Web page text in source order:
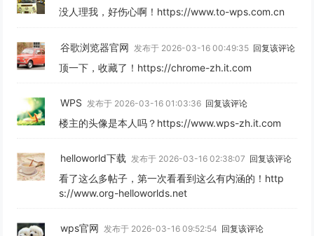
没人理我，好伤心啊！https://www.to-wps.com.cn
谷歌浏览器官网 发布于 2026-03-16 00:49:35 回复该评论
顶一下，收藏了！https://chrome-zh.it.com
WPS 发布于 2026-03-16 01:03:36 回复该评论
楼主的头像是本人吗？https://www.wps-zh.it.com
helloworld下载 发布于 2026-03-16 02:38:07 回复该评论
看了这么多帖子，第一次看看到这么有内涵的！http
s://www.org-helloworlds.net
wps官网 发布于 2026-03-16 09:52:54 回复该评论